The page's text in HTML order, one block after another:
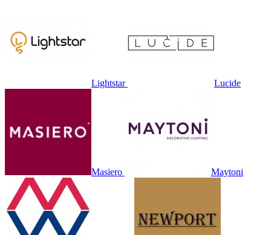
Lightstar Lucide
Masiero Maytoni